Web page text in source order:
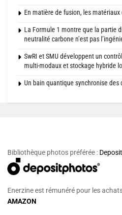
En matière de fusion, les
La Formule 1 montre que la partie
neutralité carbone n’est pas
SwRI et SMU développent un
multi-modaux et stockage hybride
Un bain quantique synchronise des
Bibliothèque photos préférée :
Enerzine est rémunéré pour les
AMAZON